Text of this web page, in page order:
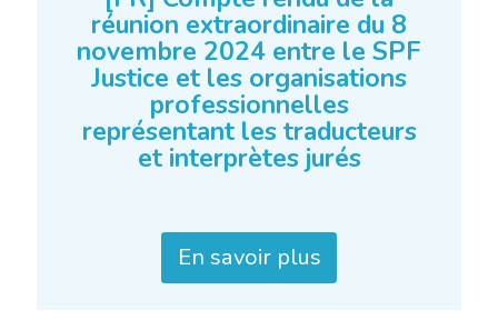
réunion extraordinaire du 8
novembre 2024 entre le SPF
Justice et les organisations
professionnelles
représentant les traducteurs
et interprètes jurés
En savoir plus